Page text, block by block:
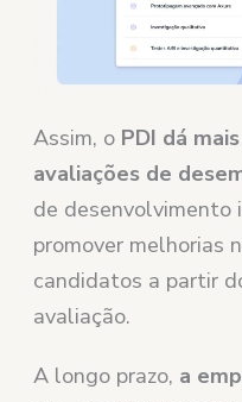
Assim, o PDI dá
avaliações de
de desenvolvimento
promover melhorias
candidatos a partir
avaliação.
A longo prazo, a